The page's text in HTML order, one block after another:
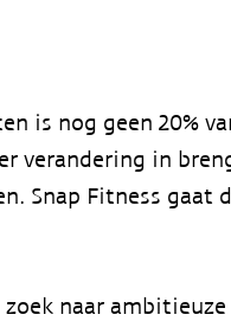
is nog geen 20%
verandering in
Snap Fitness gaat
naar